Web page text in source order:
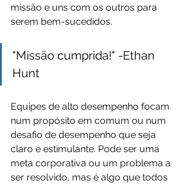
missão e uns com os outros para
serem bem-sucedidos.
"Missão cumprida!" -Ethan
Hunt
Equipes de alto desempenho focam
num propósito em comum ou num
desafio de desempenho que seja
claro e estimulante. Pode ser uma
meta corporativa ou um problema a
ser resolvido, mas é algo que todos